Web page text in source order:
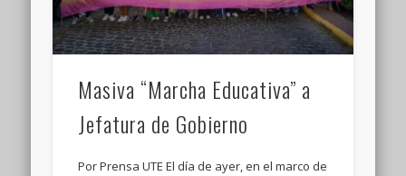
Masiva “Marcha Educativa” a
Jefatura de Gobierno
Por Prensa UTE El día de ayer, en el marco de